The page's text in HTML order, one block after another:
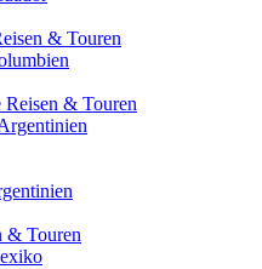
& Touren
& Touren
Touren